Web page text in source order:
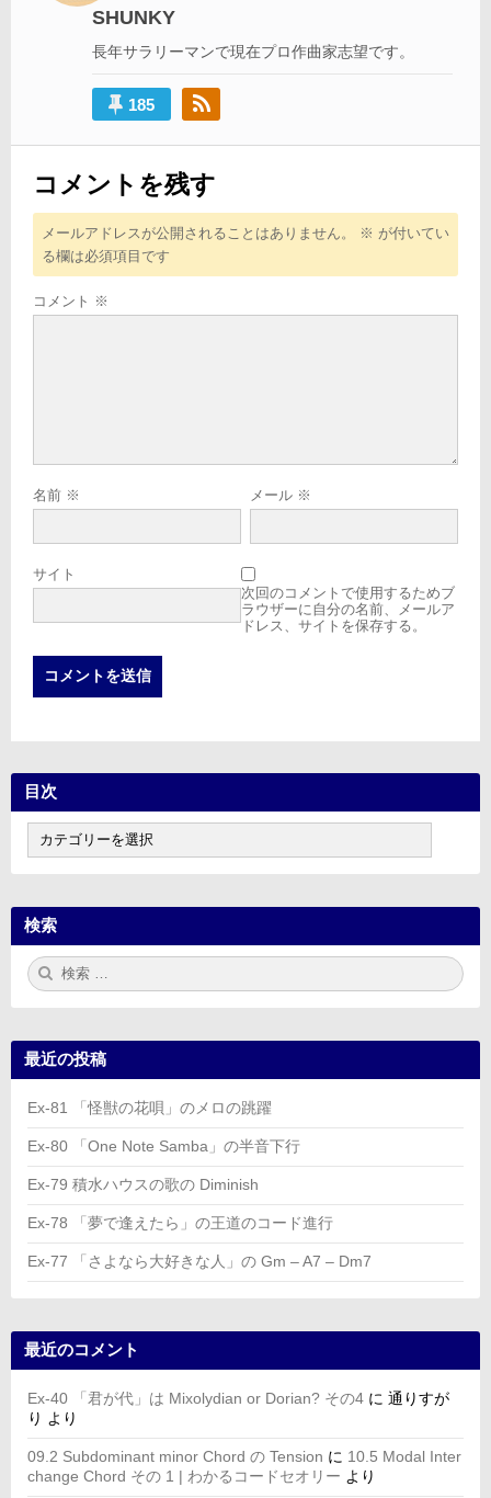
シ
SHUNKY
長年サラリーマンで現在プロ作曲家志望です。
185
コメントを残す
メールアドレスが公開されることはありません。 ※ が付いてい
る欄は必須項目です
コメント ※
名前 ※ メール ※
サイト
次回のコメントで使用するためブ
ラウザーに自分の名前、メールア
ドレス、サイトを保存する。
目次
次
検索
検
索:
最近の投稿
Ex-81 「怪獣の花唄」のメロの跳躍
Ex-80 「One Note Samba」の半音下行
Ex-79 積水ハウスの歌の Diminish
Ex-78 「夢で逢えたら」の王道のコード進行
Ex-77 「さよなら大好きな人」の Gm – A7 – Dm7
最近のコメント
Ex-40 「君が代」は Mixolydian or Dorian? その4 に 通りすが
り より
09.2 Subdominant minor Chord の Tension に 10.5 Modal Inter
change Chord その 1 | わかるコードセオリー より